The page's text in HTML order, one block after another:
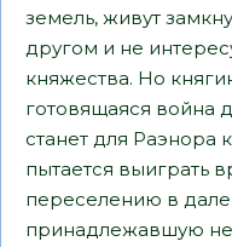
земель, живут
другом и не
княжества. Но
готовящаяся война
станет для Раэнора
пытается выиграть
переселению в
принадлежавшую